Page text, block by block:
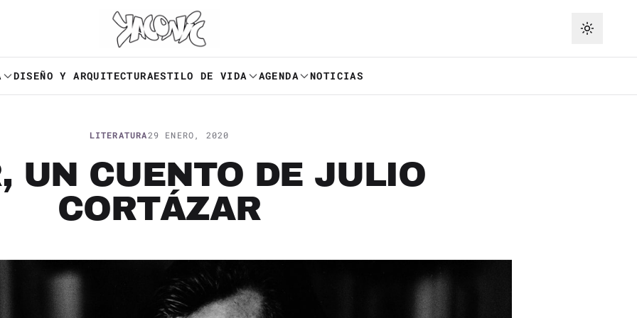
DISEÑO Y ARQUITECTURAESTILO DE VIDA AGENDA NOTICIAS
LITERATURA29 ENERO, 2020
UN CUENTO DE JULIO
CORTÁZAR